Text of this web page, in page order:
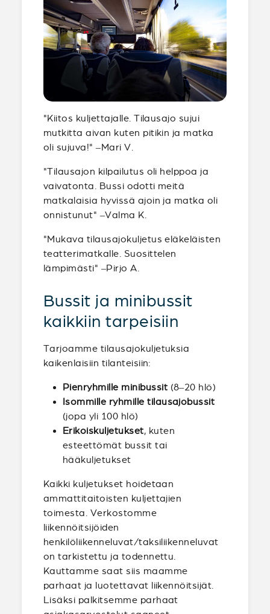
"Kiitos kuljettajalle. Tilausajo sujui
mutkitta aivan kuten pitikin ja matka
oli sujuva!" –Mari V.
"Tilausajon kilpailutus oli helppoa ja
vaivatonta. Bussi odotti meitä
matkalaisia hyvissä ajoin ja matka oli
onnistunut" –Valma K.
"Mukava tilausajokuljetus eläkeläisten
teatterimatkalle. Suosittelen
lämpimästi" –Pirjo A.
Bussit ja minibussit
kaikkiin tarpeisiin
Tarjoamme tilausajokuljetuksia
kaikenlaisiin tilanteisiin:
Pienryhmille minibussit (8–20 hlö)
Isommille ryhmille tilausajobussit
(jopa yli 100 hlö)
Erikoiskuljetukset, kuten
esteettömät bussit tai
hääkuljetukset
Kaikki kuljetukset hoidetaan
ammattitaitoisten kuljettajien
toimesta. Verkostomme
liikennöitsijöiden
henkilöliikenneluvat/taksiliikenneluvat
on tarkistettu ja todennettu.
Kauttamme saat siis maamme
parhaat ja luotettavat liikennöitsijät.
Lisäksi palkitsemme parhaat